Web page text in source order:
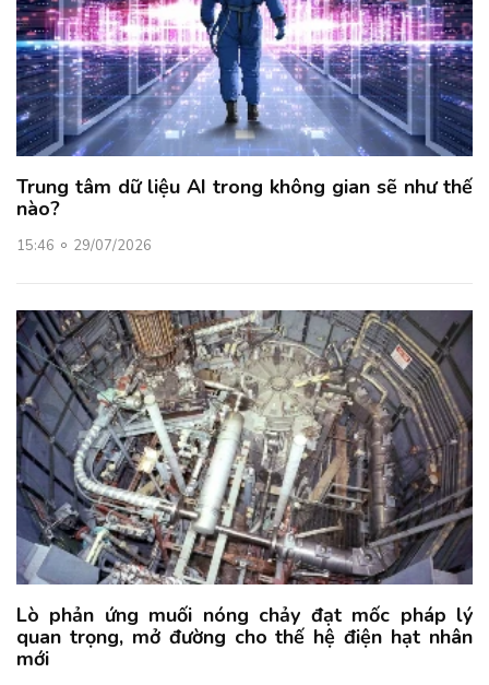
Trung tâm dữ liệu AI trong không gian sẽ như thế
nào?
15:46 29/07/2026
Lò phản ứng muối nóng chảy đạt mốc pháp lý
quan trọng, mở đường cho thế hệ điện hạt nhân
mới